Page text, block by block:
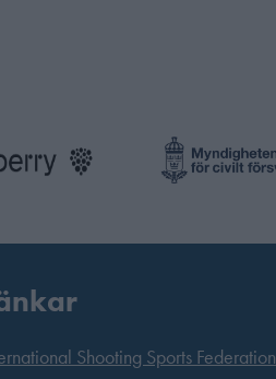
Shooting Sports Federation